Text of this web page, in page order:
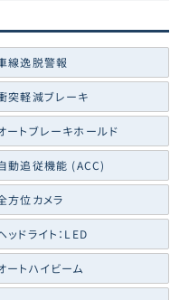
線逸脱警報
突軽減ブレーキ
ートブレーキホールド
動追従機能 (ACC)
方位カメラ
ッドライト：LED
ートハイビーム